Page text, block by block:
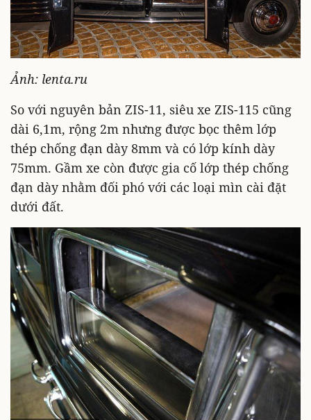
Ảnh: lenta.ru
So với nguyên bản ZIS-11, siêu xe ZIS-115 cũng
dài 6,1m, rộng 2m nhưng được bọc thêm lớp
thép chống đạn dày 8mm và có lớp kính dày
75mm. Gầm xe còn được gia cố lớp thép chống
đạn dày nhằm đối phó với các loại mìn cài đặt
dưới đất.